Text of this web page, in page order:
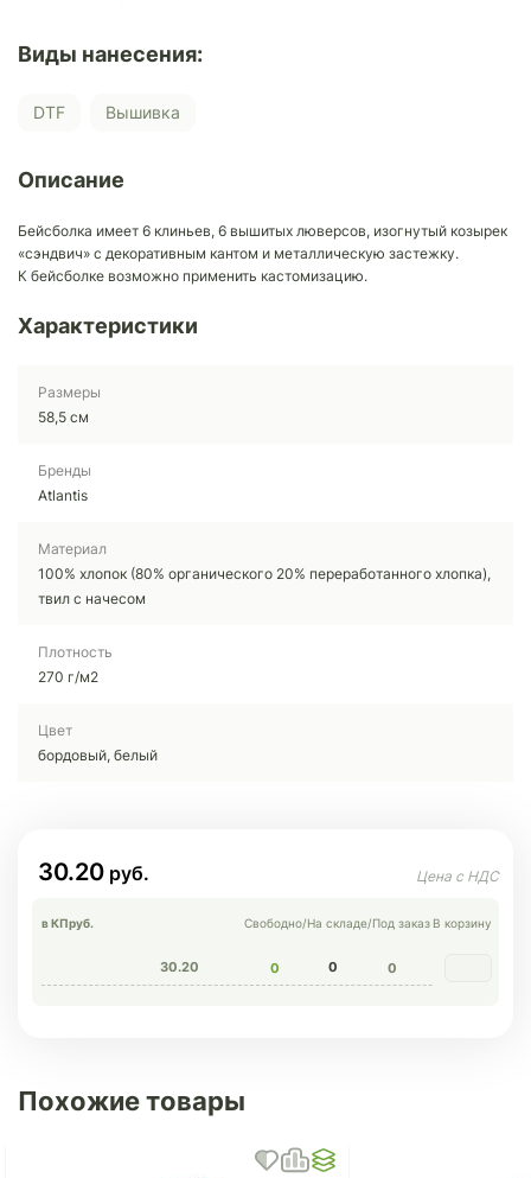
Виды нанесения:
DTF Вышивка
Описание
Бейсболка имеет 6 клиньев, 6 вышитых люверсов, изогнутый козырек
«сэндвич» с декоративным кантом и металлическую застежку.
К бейсболке возможно применить кастомизацию.
Характеристики
Размеры
58,5 см
Бренды
Atlantis
Материал
100% хлопок (80% органического 20% переработанного хлопка),
твил с начесом
Плотность
270 г/м2
Цвет
бордовый, белый
30.20
в КПруб. Свободно/На складе/Под заказ В корзину
30.20 0 0 0
Похожие товары